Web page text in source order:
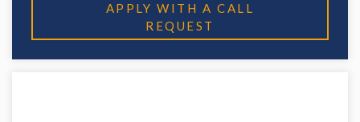
APPLY WITH A CALL
REQUEST